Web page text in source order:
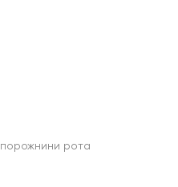
порожнини рота